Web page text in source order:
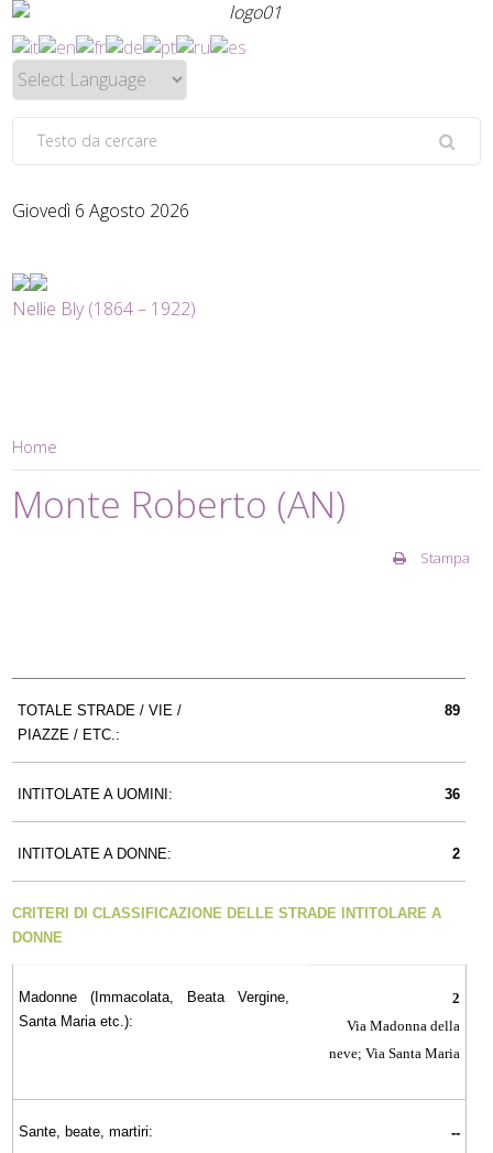
Giovedì 6 Agosto 2026
Nellie Bly (1864 – 1922)
Home
Monte Roberto (AN)
Stampa
TOTALE STRADE / VIE /
PIAZZE / ETC.:
89
INTITOLATE A UOMINI: 36
INTITOLATE A DONNE: 2
CRITERI DI CLASSIFICAZIONE DELLE STRADE INTITOLARE A
DONNE
Madonne (Immacolata, Beata Vergine,
Santa Maria etc.):
2
Via Madonna della
neve; Via Santa Maria
Sante, beate, martiri: --